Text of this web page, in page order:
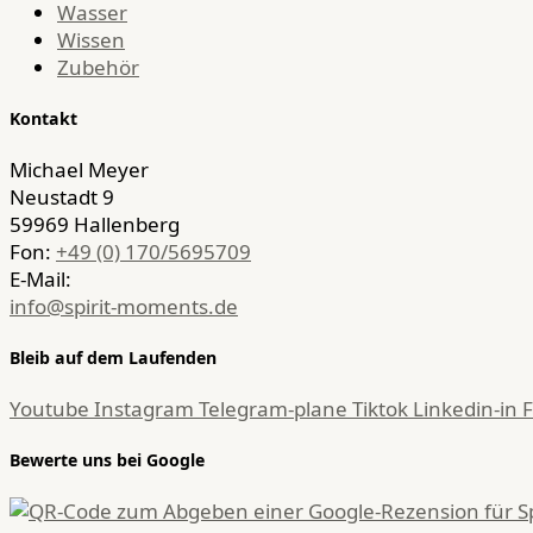
Wasser
Wissen
Zubehör
Kontakt
Michael Meyer
Neustadt 9
59969 Hallenberg
Fon: +49 (0) 170/5695709
E-Mail:
info@spirit-moments.de
Bleib auf dem Laufenden
Youtube Instagram Telegram-plane Tiktok Linkedin-in
Bewerte uns bei Google